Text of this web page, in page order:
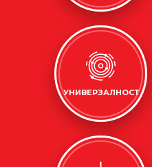
УНИВЕРЗАЛНОСТ